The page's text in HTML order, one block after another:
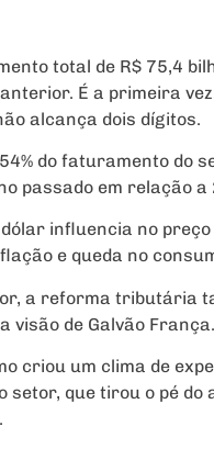
total de R$ 75,4
É a primeira
alcança dois dígitos.
do faturamento do
passado em relação a
influencia no
e queda no
a reforma tributária
visão de Galvão França.
criou um clima de
que tirou o pé do